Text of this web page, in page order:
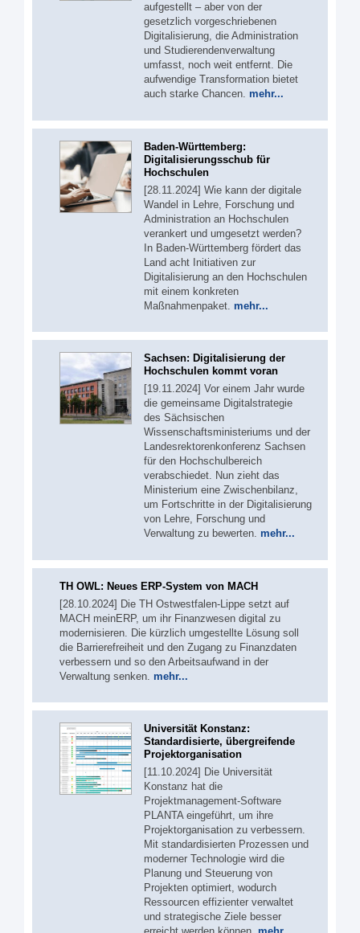
aufgestellt – aber von der
gesetzlich vorgeschriebenen
Digitalisierung, die Administration
und Studierendenverwaltung
umfasst, noch weit entfernt. Die
aufwendige Transformation bietet
auch starke Chancen. mehr...
Baden-Württemberg:
Digitalisierungsschub für
Hochschulen
[28.11.2024] Wie kann der digitale
Wandel in Lehre, Forschung und
Administration an Hochschulen
verankert und umgesetzt werden?
In Baden-Württemberg fördert das
Land acht Initiativen zur
Digitalisierung an den Hochschulen
mit einem konkreten
Maßnahmenpaket. mehr...
Sachsen: Digitalisierung der
Hochschulen kommt voran
[19.11.2024] Vor einem Jahr wurde
die gemeinsame Digitalstrategie
des Sächsischen
Wissenschaftsministeriums und der
Landesrektorenkonferenz Sachsen
für den Hochschulbereich
verabschiedet. Nun zieht das
Ministerium eine Zwischenbilanz,
um Fortschritte in der Digitalisierung
von Lehre, Forschung und
Verwaltung zu bewerten. mehr...
TH OWL: Neues ERP-System von MACH
[28.10.2024] Die TH Ostwestfalen-Lippe setzt auf
MACH meinERP, um ihr Finanzwesen digital zu
modernisieren. Die kürzlich umgestellte Lösung soll
die Barrierefreiheit und den Zugang zu Finanzdaten
verbessern und so den Arbeitsaufwand in der
Verwaltung senken. mehr...
Universität Konstanz:
Standardisierte, übergreifende
Projektorganisation
[11.10.2024] Die Universität
Konstanz hat die
Projektmanagement-Software
PLANTA eingeführt, um ihre
Projektorganisation zu verbessern.
Mit standardisierten Prozessen und
moderner Technologie wird die
Planung und Steuerung von
Projekten optimiert, wodurch
Ressourcen effizienter verwaltet
und strategische Ziele besser